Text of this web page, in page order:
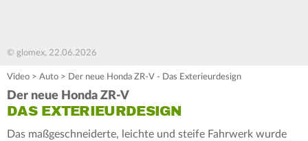
© glomex, 22.06.2026
Video > Auto > Der neue Honda ZR-V - Das Exterieurdesign
Der neue Honda ZR-V
DAS EXTERIEURDESIGN
Das maßgeschneiderte, leichte und steife Fahrwerk wurde